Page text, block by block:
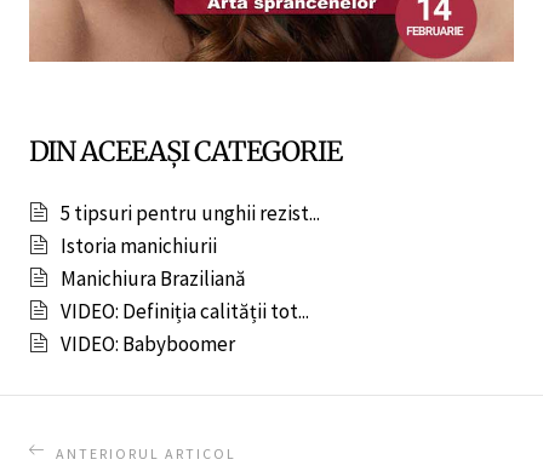
DIN ACEEAȘI CATEGORIE
5 tipsuri pentru unghii rezist...
Istoria manichiurii
Manichiura Braziliană
VIDEO: Definiția calității tot...
VIDEO: Babyboomer
ANTERIORUL ARTICOL